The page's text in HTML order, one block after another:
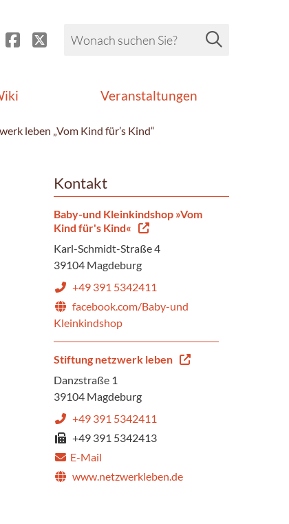
Veranstaltungen
leben „Vom Kind für’s Kind“
Kontakt
Baby-und Kleinkindshop »Vom
Kind für's Kind«
Karl-Schmidt-Straße 4
39104 Magdeburg
+49 391 5342411
facebook.com/Baby-und
Kleinkindshop
Stiftung netzwerk leben
Danzstraße 1
39104 Magdeburg
+49 391 5342411
+49 391 5342413
E-Mail
www.netzwerkleben.de